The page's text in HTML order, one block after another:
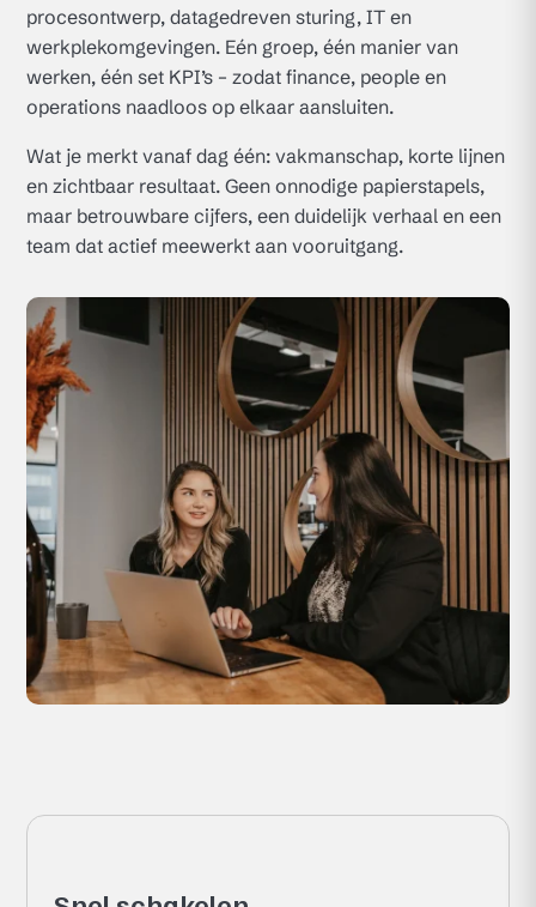
procesontwerp, datagedreven sturing, IT en
werkplekomgevingen. Eén groep, één manier van
werken, één set KPI’s – zodat finance, people en
operations naadloos op elkaar aansluiten.
Wat je merkt vanaf dag één: vakmanschap, korte lijnen
en zichtbaar resultaat. Geen onnodige papierstapels,
maar betrouwbare cijfers, een duidelijk verhaal en een
team dat actief meewerkt aan vooruitgang.